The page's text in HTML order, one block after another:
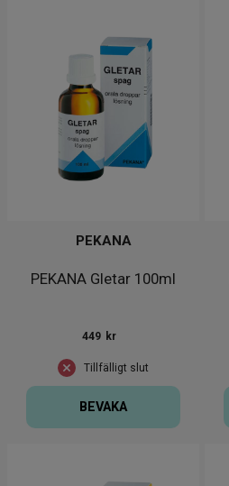
PEKANA Gletar 100ml
PEKANA
Tillfälligt slut
449 kr
BEVAKA